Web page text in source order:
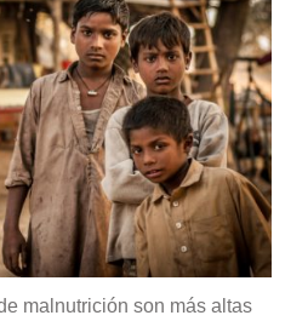
malnutrición son más altas